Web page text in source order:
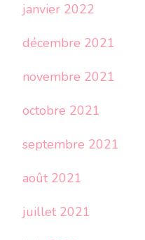
janvier 2022
décembre 2021
novembre 2021
octobre 2021
septembre 2021
août 2021
juillet 2021